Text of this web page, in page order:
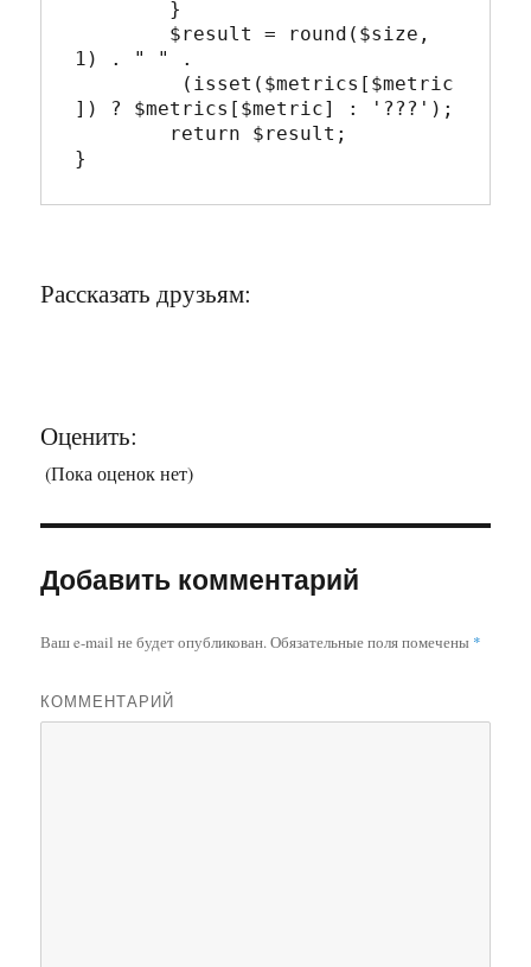
1) . " " .
]) ? $metrics[$metric] : '???');
Рассказать друзьям:
Оценить:
(Пока оценок нет)
Добавить комментарий
Ваш e-mail не будет опубликован.Обязательные поля помечены *
КОММЕНТАРИЙ